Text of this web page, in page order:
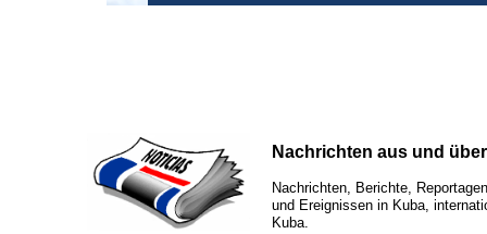
Nachrichten aus und
Nachrichten, Berichte,
und Ereignissen in Kuba,
Kuba.